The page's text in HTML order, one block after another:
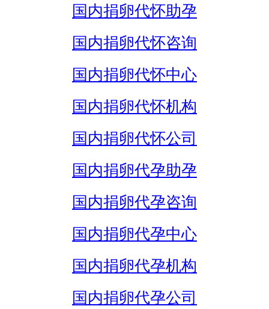
国内捐卵代怀助孕
国内捐卵代怀咨询
国内捐卵代怀中心
国内捐卵代怀机构
国内捐卵代怀公司
国内捐卵代孕助孕
国内捐卵代孕咨询
国内捐卵代孕中心
国内捐卵代孕机构
国内捐卵代孕公司